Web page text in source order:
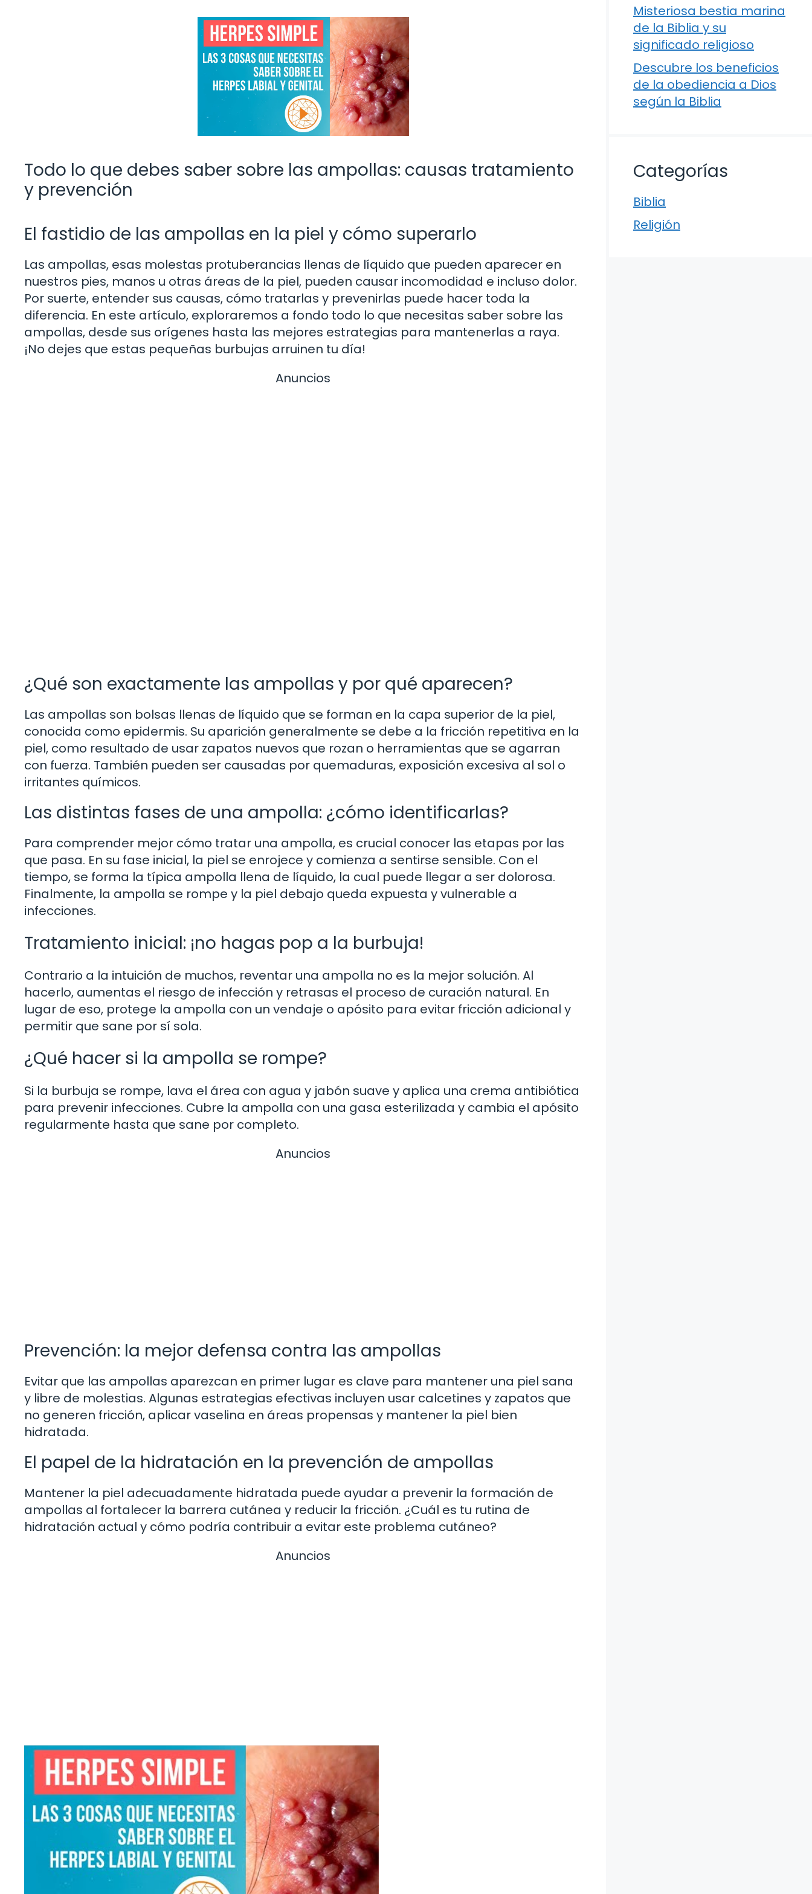
Todo lo que debes saber sobre las ampollas: causas tratamiento
y prevención
El fastidio de las ampollas en la piel y cómo superarlo
Las ampollas, esas molestas protuberancias llenas de líquido que pueden aparecer en
nuestros pies, manos u otras áreas de la piel, pueden causar incomodidad e incluso dolor.
Por suerte, entender sus causas, cómo tratarlas y prevenirlas puede hacer toda la
diferencia. En este artículo, exploraremos a fondo todo lo que necesitas saber sobre las
ampollas, desde sus orígenes hasta las mejores estrategias para mantenerlas a raya.
¡No dejes que estas pequeñas burbujas arruinen tu día!
Anuncios
¿Qué son exactamente las ampollas y por qué aparecen?
Las ampollas son bolsas llenas de líquido que se forman en la capa superior de la piel,
conocida como epidermis. Su aparición generalmente se debe a la fricción repetitiva en la
piel, como resultado de usar zapatos nuevos que rozan o herramientas que se agarran
con fuerza. También pueden ser causadas por quemaduras, exposición excesiva al sol o
irritantes químicos.
Las distintas fases de una ampolla: ¿cómo identificarlas?
Para comprender mejor cómo tratar una ampolla, es crucial conocer las etapas por las
que pasa. En su fase inicial, la piel se enrojece y comienza a sentirse sensible. Con el
tiempo, se forma la típica ampolla llena de líquido, la cual puede llegar a ser dolorosa.
Finalmente, la ampolla se rompe y la piel debajo queda expuesta y vulnerable a
infecciones.
Tratamiento inicial: ¡no hagas pop a la burbuja!
Contrario a la intuición de muchos, reventar una ampolla no es la mejor solución. Al
hacerlo, aumentas el riesgo de infección y retrasas el proceso de curación natural. En
lugar de eso, protege la ampolla con un vendaje o apósito para evitar fricción adicional y
permitir que sane por sí sola.
¿Qué hacer si la ampolla se rompe?
Si la burbuja se rompe, lava el área con agua y jabón suave y aplica una crema antibiótica
para prevenir infecciones. Cubre la ampolla con una gasa esterilizada y cambia el apósito
regularmente hasta que sane por completo.
Anuncios
Prevención: la mejor defensa contra las ampollas
Evitar que las ampollas aparezcan en primer lugar es clave para mantener una piel sana
y libre de molestias. Algunas estrategias efectivas incluyen usar calcetines y zapatos que
no generen fricción, aplicar vaselina en áreas propensas y mantener la piel bien
hidratada.
El papel de la hidratación en la prevención de ampollas
Mantener la piel adecuadamente hidratada puede ayudar a prevenir la formación de
ampollas al fortalecer la barrera cutánea y reducir la fricción. ¿Cuál es tu rutina de
hidratación actual y cómo podría contribuir a evitar este problema cutáneo?
Anuncios
Misteriosa bestia marina
de la Biblia y su
significado religioso
Descubre los beneficios
de la obediencia a Dios
según la Biblia
Categorías
Biblia
Religión